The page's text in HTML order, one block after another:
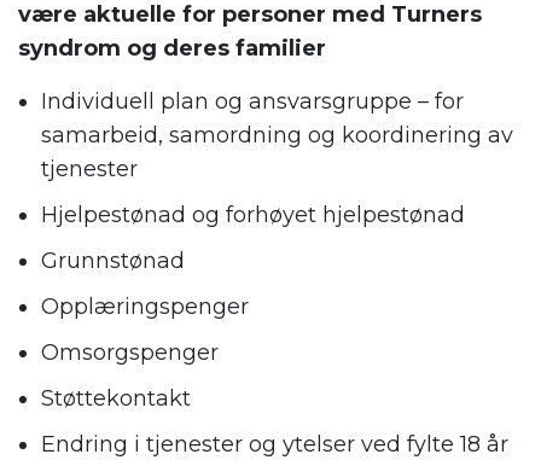
være aktuelle for personer med Turners
syndrom og deres familier
Individuell plan og ansvarsgruppe – for
samarbeid, samordning og koordinering av
tjenester
Hjelpestønad og forhøyet hjelpestønad
Grunnstønad
Opplæringspenger
Omsorgspenger
Støttekontakt
Endring i tjenester og ytelser ved fylte 18 år